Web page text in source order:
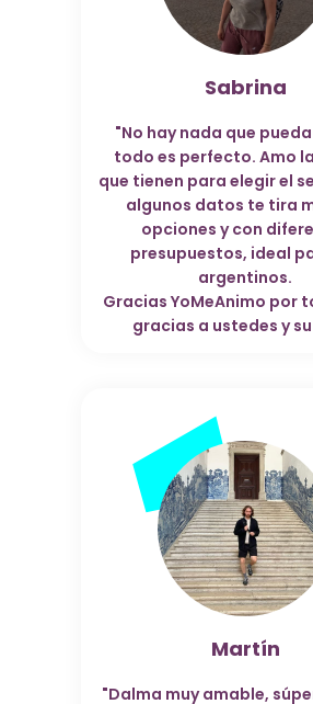
Sabrina
"No hay nada que
todo es perfecto. Amo
que tienen para elegir el
algunos datos te tira
opciones y con
presupuestos, ideal
argentinos.
Gracias YoMeAnimo por
gracias a ustedes y
Martín
"Dalma muy amable,